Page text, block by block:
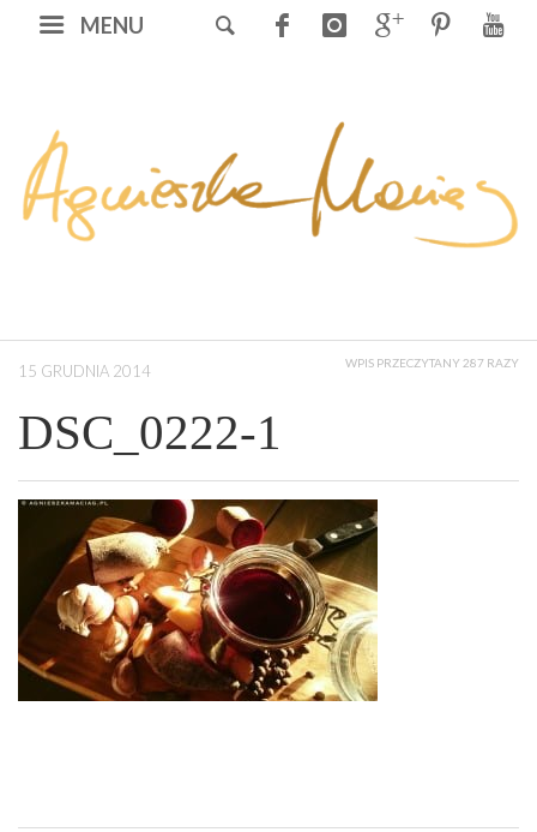
MENU
15 GRUDNIA 2014 WPIS PRZECZYTANY 287 RAZY
DSC_0222-1